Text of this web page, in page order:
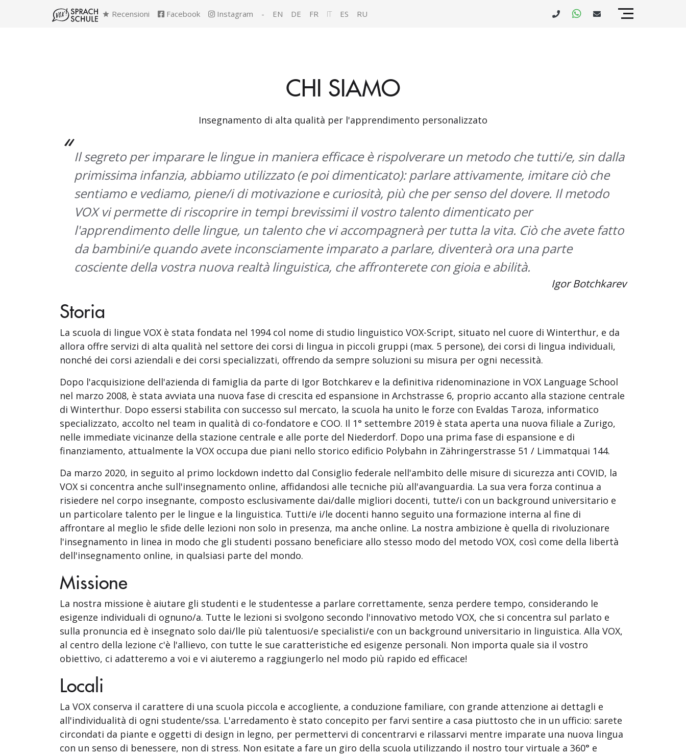
Recensioni Facebook Instagram - EN DE FR IT ES RU
CHI SIAMO
Insegnamento di alta qualità per l'apprendimento personalizzato
Il segreto per imparare le lingue in maniera efficace è rispolverare un metodo che tutti/e, sin dalla
primissima infanzia, abbiamo utilizzato (e poi dimenticato): parlare attivamente, imitare ciò che
sentiamo e vediamo, piene/i di motivazione e curiosità, più che per senso del dovere. Il metodo
VOX vi permette di riscoprire in tempi brevissimi il vostro talento dimenticato per
l'apprendimento delle lingue, un talento che vi accompagnerà per tutta la vita. Ciò che avete fatto
da bambini/e quando avete inconsciamente imparato a parlare, diventerà ora una parte
cosciente della vostra nuova realtà linguistica, che affronterete con gioia e abilità.
Igor Botchkarev
Storia
La scuola di lingue VOX è stata fondata nel 1994 col nome di studio linguistico VOX-Script, situato nel cuore di Winterthur, e da
allora offre servizi di alta qualità nel settore dei corsi di lingua in piccoli gruppi (max. 5 persone), dei corsi di lingua individuali,
nonché dei corsi aziendali e dei corsi specializzati, offrendo da sempre soluzioni su misura per ogni necessità.
Dopo l'acquisizione dell'azienda di famiglia da parte di Igor Botchkarev e la definitiva ridenominazione in VOX Language School
nel marzo 2008, è stata avviata una nuova fase di crescita ed espansione in Archstrasse 6, proprio accanto alla stazione centrale
di Winterthur. Dopo essersi stabilita con successo sul mercato, la scuola ha unito le forze con Evaldas Taroza, informatico
specializzato, accolto nel team in qualità di co-fondatore e COO. Il 1° settembre 2019 è stata aperta una nuova filiale a Zurigo,
nelle immediate vicinanze della stazione centrale e alle porte del Niederdorf. Dopo una prima fase di espansione e di
finanziamento, attualmente la VOX occupa due piani nello storico edificio Polybahn in Zähringerstrasse 51 / Limmatquai 144.
Da marzo 2020, in seguito al primo lockdown indetto dal Consiglio federale nell'ambito delle misure di sicurezza anti COVID, la
VOX si concentra anche sull'insegnamento online, affidandosi alle tecniche più all'avanguardia. La sua vera forza continua a
risiedere nel corpo insegnante, composto esclusivamente dai/dalle migliori docenti, tutte/i con un background universitario e
un particolare talento per le lingue e la linguistica. Tutti/e i/le docenti hanno seguito una formazione interna al fine di
affrontare al meglio le sfide delle lezioni non solo in presenza, ma anche online. La nostra ambizione è quella di rivoluzionare
l'insegnamento in linea in modo che gli studenti possano beneficiare allo stesso modo del metodo VOX, così come della libertà
dell'insegnamento online, in qualsiasi parte del mondo.
Missione
La nostra missione è aiutare gli studenti e le studentesse a parlare correttamente, senza perdere tempo, considerando le
esigenze individuali di ognuno/a. Tutte le lezioni si svolgono secondo l'innovativo metodo VOX, che si concentra sul parlato e
sulla pronuncia ed è insegnato solo dai/lle più talentuosi/e specialisti/e con un background universitario in linguistica. Alla VOX,
al centro della lezione c'è l'allievo, con tutte le sue caratteristiche ed esigenze personali. Non importa quale sia il vostro
obiettivo, ci adatteremo a voi e vi aiuteremo a raggiungerlo nel modo più rapido ed efficace!
Locali
La VOX conserva il carattere di una scuola piccola e accogliente, a conduzione familiare, con grande attenzione ai dettagli e
all'individualità di ogni studente/ssa. L'arredamento è stato concepito per farvi sentire a casa piuttosto che in un ufficio: sarete
circondati da piante e oggetti di design in legno, per permettervi di concentrarvi e rilassarvi mentre imparate una nuova lingua
con un senso di benessere, non di stress. Non esitate a fare un giro della scuola utilizzando il nostro tour virtuale a 360° e